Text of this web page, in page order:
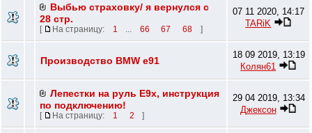
Выбью страховку/ я вернулся с
28 стр.
[ На страницу: 1 ... 66 67 68 ]
07 11 2020, 14:17
TARiK
Производство BMW e91
18 09 2019, 13:19
Колян61
Лепестки на руль E9х, инструкция
по подключению!
[ На страницу: 1 2 ]
29 04 2019, 13:34
Джексон